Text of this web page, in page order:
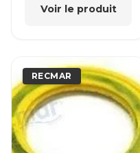
Voir le produit
RECMAR